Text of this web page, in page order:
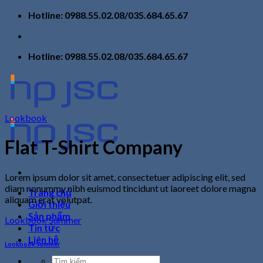
Skip
content
Hotline: 0988.55.02.08/035.684.65.67
Hotline: 0988.55.02.08/035.684.65.67
Trang chủ
Giới thiệu
Sản phẩm
Tin tức
Liên hệ
Tìm
Lookbook
Flat T-Shirt Company
Lorem ipsum dolor sit amet, consectetuer adipiscing elit, sed
diam nonummy nibh euismod tincidunt ut laoreet dolore magna
aliquam erat volutpat.
Lookbook Summer
Lookbook Summer